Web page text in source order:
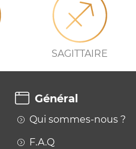
SAGITTAIRE
Général
Qui sommes-nous ?
F.A.Q